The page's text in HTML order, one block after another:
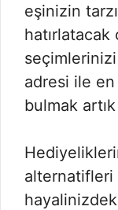
eşinizin
seçimlerinizi
adresi ile
bulmak
alternatifleri